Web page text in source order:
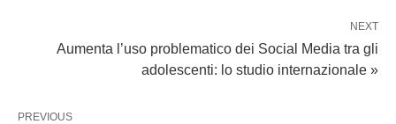
NEXT
Aumenta l’uso problematico dei Social Media tra gli
adolescenti: lo studio internazionale »
PREVIOUS